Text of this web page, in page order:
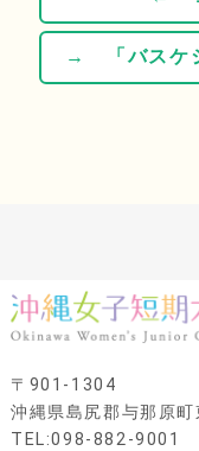
→ 「バスケ
〒901-1304
沖縄県島尻郡与那原町
TEL:098-882-9001